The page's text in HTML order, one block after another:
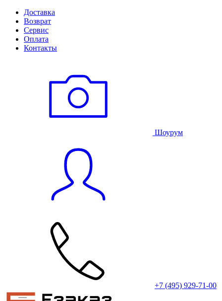
Доставка
Возврат
Сервис
Оплата
Контакты
Шоурум
+7 (495) 929-71-00